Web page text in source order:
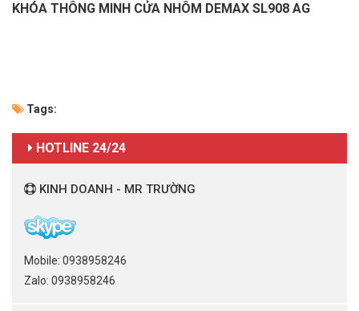
KHÓA THÔNG MINH CỬA NHÔM DEMAX SL908 AG
Tags:
HOTLINE 24/24
KINH DOANH - MR TRƯỜNG
Mobile: 0938958246
Zalo: 0938958246